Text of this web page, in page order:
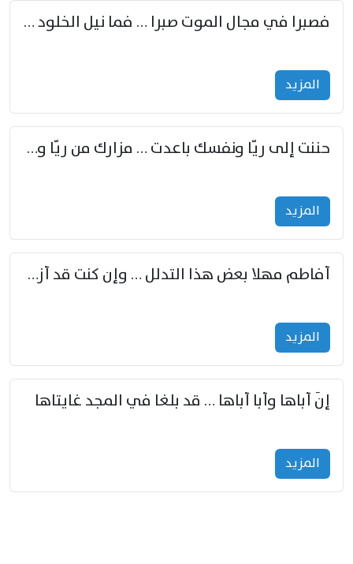
فصبرا في مجال الموت صبرا … فما نيل الخلود بمستطاع
المزید
حننت إلى ريّا ونفسك باعدت … مزارك من ريّا وشعباكما معا
المزید
أفاطم مهلا بعض هذا التدلل … وإن كنت قد أزمعت صرمي فأجملي
المزید
إنّ أباها وأبا أباها … قد بلغا في المجد غايتاها
المزید